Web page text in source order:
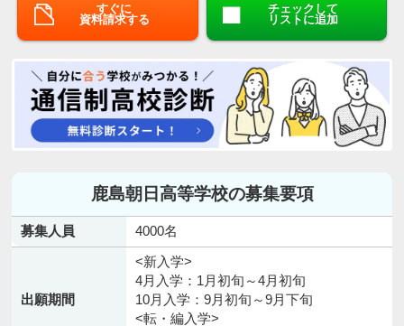
すぐに
資料請求する
チェックして
リストに追加
鹿島朝日高等学校の募集要項
募集人員 4000名
出願期間
<新入学>
4月入学：1月初旬～4月初旬
10月入学：9月初旬～9月下旬
<転・編入学>